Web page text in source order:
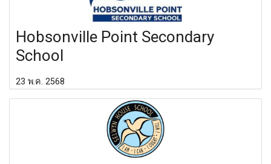
Hobsonville Point Secondary
School
23 พ.ค. 2568